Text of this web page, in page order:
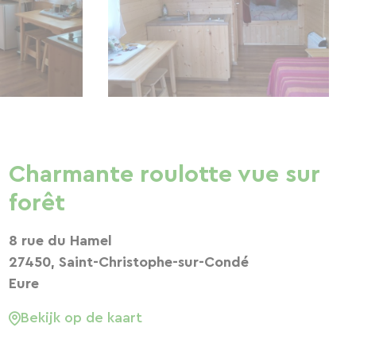
Charmante roulotte vue sur
forêt
8 rue du Hamel
27450, Saint-Christophe-sur-Condé
Eure
Bekijk op de kaart